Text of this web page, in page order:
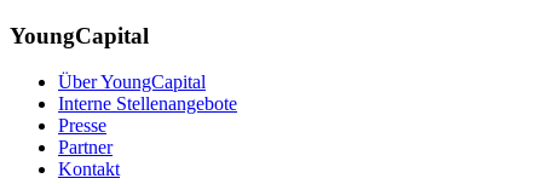
YoungCapital
Über YoungCapital
Interne Stellenangebote
Presse
Partner
Kontakt